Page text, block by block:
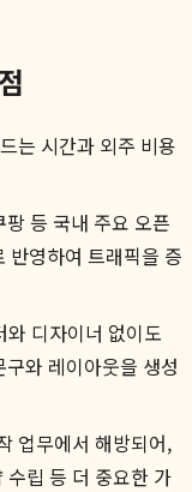
는 시간과 외주 비용
팡 등 국내 주요 오픈
반영하여 트래픽을 증
와 디자이너 없이도
와 레이아웃을 생성
업무에서 해방되어,
수립 등 더 중요한 가